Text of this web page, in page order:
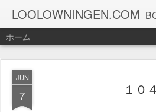
LOOLOWNINGEN.COM
ホーム
JUN
7 １０